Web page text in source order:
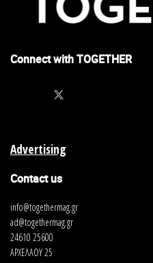
Connect with TOGETHER
Advertising
Contact us
info@togethermag.gr
ad@togethermag.gr
24610 25600
ΑΡΧΕΛΑΟΥ 25